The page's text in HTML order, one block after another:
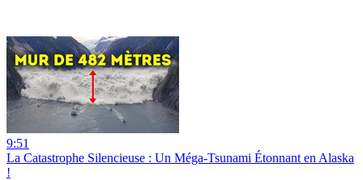
9:51
La Catastrophe Silencieuse : Un Méga-Tsunami Étonnant en Alaska
!